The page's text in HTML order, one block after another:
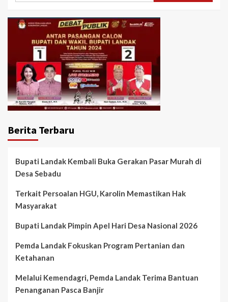
Berita Terbaru
Bupati Landak Kembali Buka Gerakan Pasar Murah di
Desa Sebadu
Terkait Persoalan HGU, Karolin Memastikan Hak
Masyarakat
Bupati Landak Pimpin Apel Hari Desa Nasional 2026
Pemda Landak Fokuskan Program Pertanian dan
Ketahanan
Melalui Kemendagri, Pemda Landak Terima Bantuan
Penanganan Pasca Banjir